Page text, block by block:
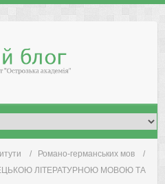
Романо-германських мов
ЛІТЕРАТУРНОЮ МОВОЮ ТА